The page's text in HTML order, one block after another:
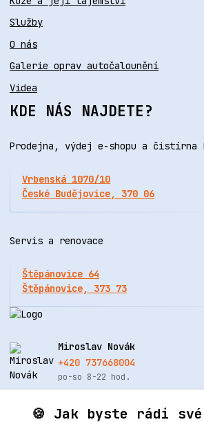
Služby
O nás
Galerie oprav autočalounění
Videa
KDE NÁS NAJDETE?
Prodejna, výdej e-shopu a čistírna
Vrbenská 1070/10
České Budějovice, 370 06
Servis a renovace
Štěpánovice 64
Štěpánovice, 373 73
Miroslav Novák
+420 737668004
po-so 8-22 hod.
info@renovacekuze.cz
🍪 Jak byste rádi